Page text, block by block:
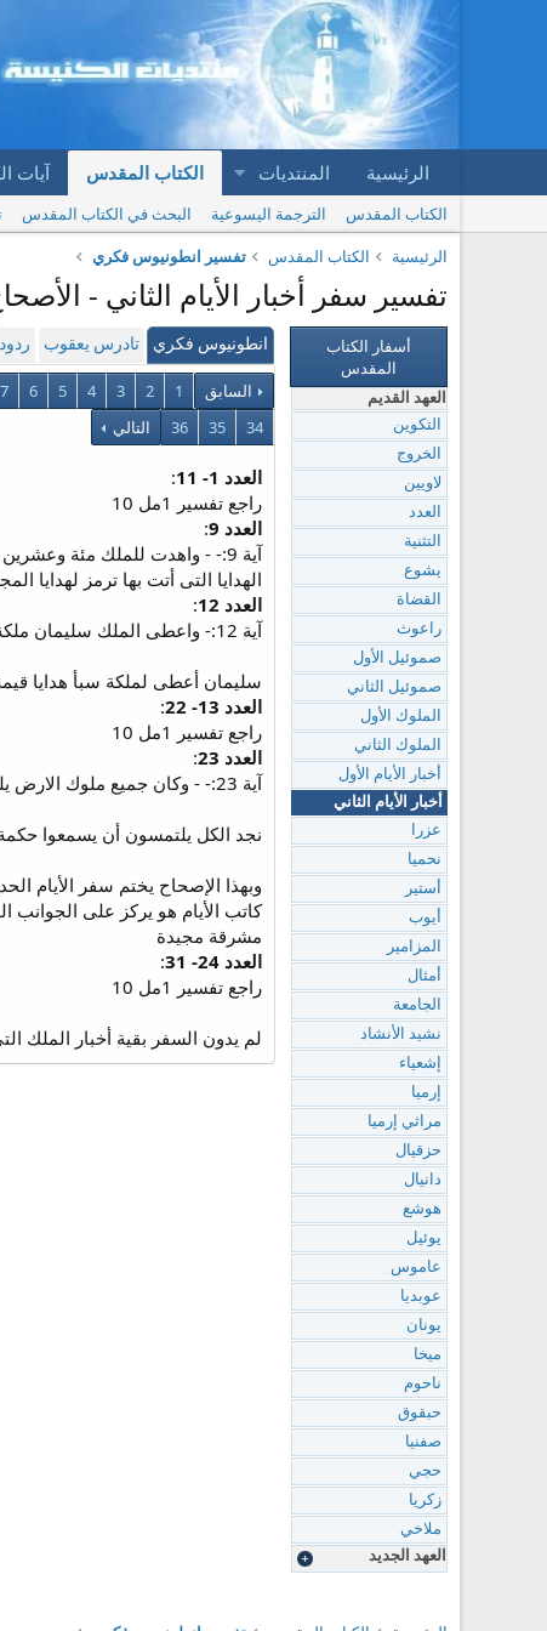
الرئيسية المنتديات الكتاب المقدس آيات
الكتاب المقدس الترجمة اليسوعية البحث في الكتاب المقدس
الرئيسية
الكتاب المقدس تفسير انطونيوس فكري
تفسير سفر أخبار الأيام الثاني - الأصحاح 9 | تفسير انطونيوس
انطونيوس فكري تادرس يعقوب ردود
السابق 1
2
3
4
5
6
7
34
35
36 التالي
العدد 1- 11
:
راجع تفسير 1مل 10
العدد 9
:
آية 9:- - واهدت للملك مئة وعشرين وزنة ذهب واطيابا كثيرة جدا وحجارة كريمة ولم يكن مثل ذلك الطيب الذي اهدته ملكة سبا للملك سليمان.
الهدايا التى أتت بها ترمز لهدايا
العدد 12
:
آية 12:- واعطى الملك سليمان ملكة سبا كل مشتهاها الذي طلبت فضلا عما اتت به الى الملك فانصرفت وذهبت الى ارضها هي وعبيدها.
سليمان أعطى لملكة سبأ هدايا
العدد 13- 22
:
راجع تفسير 1مل 10
العدد 23
:
آية 23:- - وكان جميع ملوك الارض يلتمسون وجه سليمان ليسمعوا حكمته التي جعلها الله في قلبه.
نجد الكل يلتمسون أن يسمعوا
وبهذا الإصحاح يختم سفر الأيام
كاتب الأيام هو يركز على الجوانب
مشرقة مجيدة
العدد 24- 31
:
راجع تفسير 1مل 10
لم يدون السفر بقية أخبار الملك
أسفار الكتاب
المقدس
العهد القديم
التكوين
الخروج
لاويين
العدد
التثنية
يشوع
القضاة
راعوث
صموئيل الأول
صموئيل الثاني
الملوك الأول
الملوك الثاني
أخبار الأيام الأول
أخبار الأيام الثاني
عزرا
نحميا
أستير
أيوب
المزامير
أمثال
الجامعة
نشيد الأنشاد
إشعياء
إرميا
مراثي إرميا
حزقيال
دانيال
هوشع
يوئيل
عاموس
عوبديا
يونان
ميخا
ناحوم
حبقوق
صفنيا
حجي
زكريا
ملاخي
العهد الجديد